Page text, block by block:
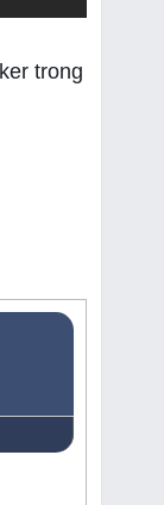
trong